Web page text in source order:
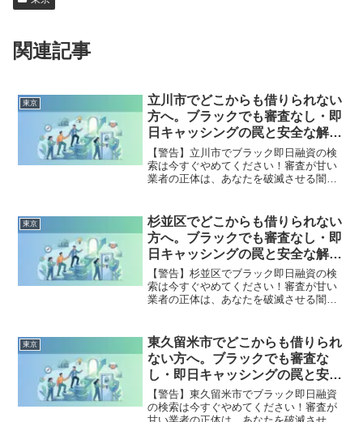
関連記事
東京
立川市でどこからも借りられない
方へ。ブラックでも審査なし・即
日キャッシングの罠と安全な解決
策
【警告】立川市でブラック即日融資の検
索は今すぐやめてください！審査が甘い
業者の正体は、あなたを破滅させる闇金
市で違法業者を避け、借金地獄から抜け
出した方々の実体験と確実な解決策を完
全公開。
東京
杉並区でどこからも借りられない
方へ。ブラックでも審査なし・即
日キャッシングの罠と安全な解決
策
【警告】杉並区でブラック即日融資の検
索は今すぐやめてください！審査が甘い
業者の正体は、あなたを破滅させる闇金
区で違法業者を避け、借金地獄から抜け
出した方々の実体験と確実な解決策を完
全公開。
東京
東久留米市でどこからも借りられ
ない方へ。ブラックでも審査な
し・即日キャッシングの罠と安全
な解決策
【警告】東久留米市でブラック即日融資
の検索は今すぐやめてください！審査が